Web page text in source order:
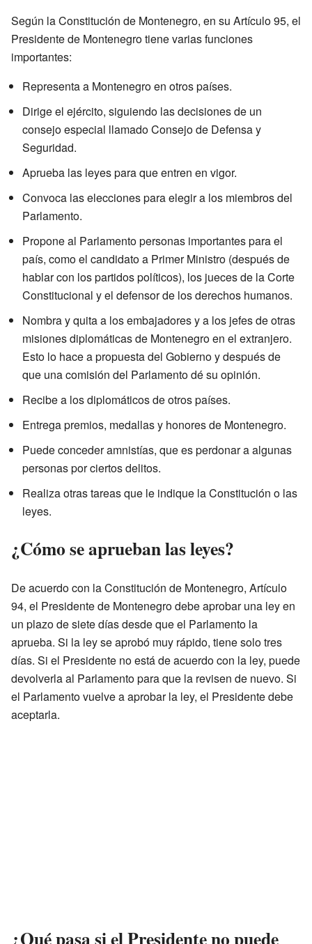
Según la Constitución de Montenegro, en su Artículo 95, el
Presidente de Montenegro tiene varias funciones
importantes:
Representa a Montenegro en otros países.
Dirige el ejército, siguiendo las decisiones de un
consejo especial llamado Consejo de Defensa y
Seguridad.
Aprueba las leyes para que entren en vigor.
Convoca las elecciones para elegir a los miembros del
Parlamento.
Propone al Parlamento personas importantes para el
país, como el candidato a Primer Ministro (después de
hablar con los partidos políticos), los jueces de la Corte
Constitucional y el defensor de los derechos humanos.
Nombra y quita a los embajadores y a los jefes de otras
misiones diplomáticas de Montenegro en el extranjero.
Esto lo hace a propuesta del Gobierno y después de
que una comisión del Parlamento dé su opinión.
Recibe a los diplomáticos de otros países.
Entrega premios, medallas y honores de Montenegro.
Puede conceder amnistías, que es perdonar a algunas
personas por ciertos delitos.
Realiza otras tareas que le indique la Constitución o las
leyes.
¿Cómo se aprueban las leyes?
De acuerdo con la Constitución de Montenegro, Artículo
94, el Presidente de Montenegro debe aprobar una ley en
un plazo de siete días desde que el Parlamento la
aprueba. Si la ley se aprobó muy rápido, tiene solo tres
días. Si el Presidente no está de acuerdo con la ley, puede
devolverla al Parlamento para que la revisen de nuevo. Si
el Parlamento vuelve a aprobar la ley, el Presidente debe
aceptarla.
¿Qué pasa si el Presidente no puede